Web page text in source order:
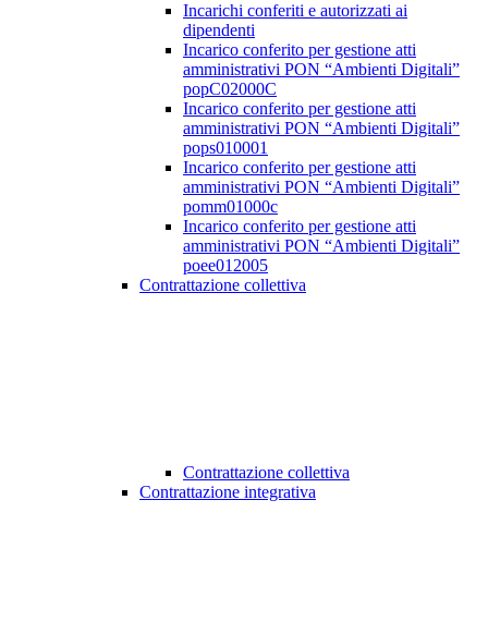
Incarichi conferiti e autorizzati ai
dipendenti
Incarico conferito per gestione atti
amministrativi PON “Ambienti Digitali”
popC02000C
Incarico conferito per gestione atti
amministrativi PON “Ambienti Digitali”
pops010001
Incarico conferito per gestione atti
amministrativi PON “Ambienti Digitali”
pomm01000c
Incarico conferito per gestione atti
amministrativi PON “Ambienti Digitali”
poee012005
Contrattazione collettiva
Contrattazione collettiva
Contrattazione integrativa